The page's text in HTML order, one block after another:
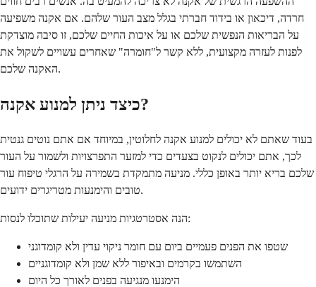
חרדה, דיכאון או בידוד חברתי בגלל מצב העור שלהם. אם אקנה משפיעה
על הבריאות הנפשית שלכם או על איכות החיים שלכם, זו סיבה מוצדקת
לפנות לעזרה מקצועית, ללא קשר ל"חומרה" שאחרים עשויים לשקול את
האקנה שלכם.
כיצד ניתן למנוע אקנה?
בעוד שאתם לא יכולים למנוע אקנה לחלוטין, במיוחד אם אתם נוטים גנטית
לכך, אתם יכולים לנקוט בצעדים כדי למזער התפרצויות ולשמור על העור
שלכם בריא יותר באופן כללי. מניעה מתמקדת בשמירה על הרגלי טיפוח עור
טובים והימנעות מטריגרים ידועים.
הנה אסטרטגיות מניעה יעילות שתוכלו לנסות:
שטפו את הפנים פעמיים ביום עם חומר ניקוי עדין ולא קומדוגני
השתמשו בקרמים ובאיפור ללא שמן ולא קומדוגניים
הימנעו מנגיעה בפנים לאורך כל היום